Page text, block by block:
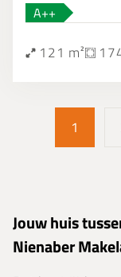
A++
121 m²
1
Jouw huis
Nienaber